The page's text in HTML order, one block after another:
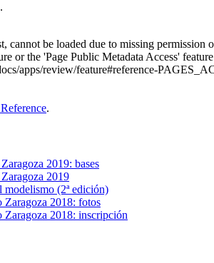
cannot be loaded due to missing
or the 'Page Public Metadata Access'
apps/review/feature#reference-
.
2019: bases
2019
(2ª edición)
2018: fotos
2018: inscripción